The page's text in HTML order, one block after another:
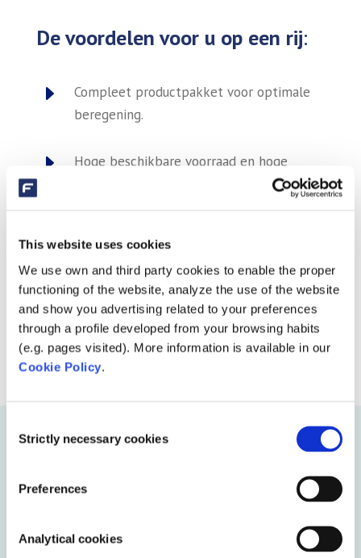
This website uses cookies
We use own and third party cookies to enable the proper
functioning of the website, analyze the use of the website
and show you advertising related to your preferences
through a profile developed from your browsing habits
(e.g. pages visited). More information is available in our
Cookie Policy.
Selection
Strictly necessary cookies
Preferences
Analytical cookies
De voordelen voor u op een rij:
E
Compleet productpakket voor optimale
beregening.
E
Hoge beschikbare voorraad en hoge
E
Voor elke beregeningstoepassing een
oplossing.
E
Samenwerking met gerenommeerde A-
merken uit de beregeningsmarkt.
Onze beregeningsmerken